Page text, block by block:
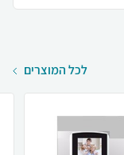
לכל המוצרים